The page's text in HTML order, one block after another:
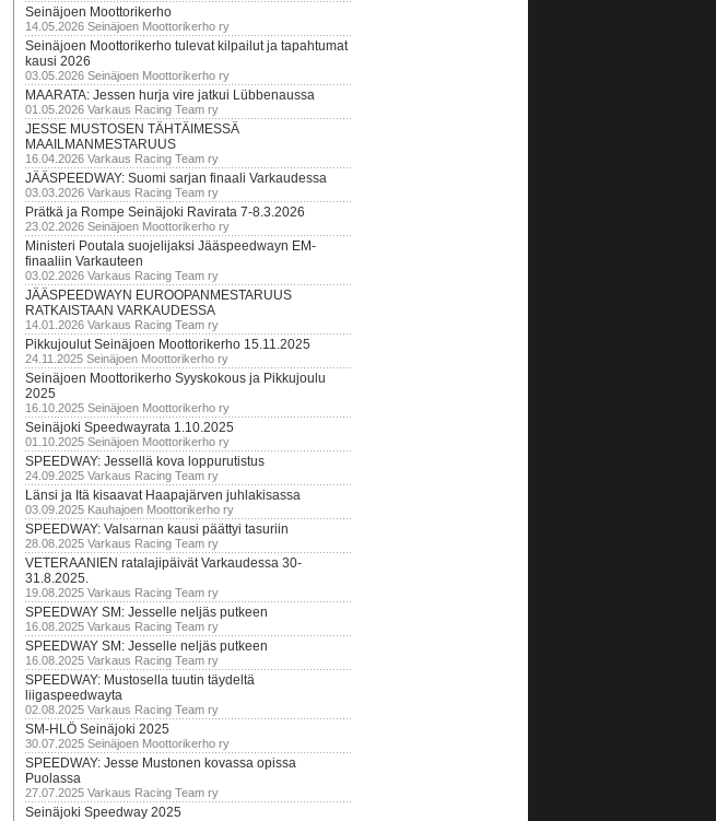
Seinäjoen Moottorikerho
14.05.2026 Seinäjoen Moottorikerho ry
Seinäjoen Moottorikerho tulevat kilpailut ja tapahtumat
kausi 2026
03.05.2026 Seinäjoen Moottorikerho ry
MAARATA: Jessen hurja vire jatkui Lübbenaussa
01.05.2026 Varkaus Racing Team ry
JESSE MUSTOSEN TÄHTÄIMESSÄ
MAAILMANMESTARUUS
16.04.2026 Varkaus Racing Team ry
JÄÄSPEEDWAY: Suomi sarjan finaali Varkaudessa
03.03.2026 Varkaus Racing Team ry
Prätkä ja Rompe Seinäjoki Ravirata 7-8.3.2026
23.02.2026 Seinäjoen Moottorikerho ry
Ministeri Poutala suojelijaksi Jääspeedwayn EM-
finaaliin Varkauteen
03.02.2026 Varkaus Racing Team ry
JÄÄSPEEDWAYN EUROOPANMESTARUUS
RATKAISTAAN VARKAUDESSA
14.01.2026 Varkaus Racing Team ry
Pikkujoulut Seinäjoen Moottorikerho 15.11.2025
24.11.2025 Seinäjoen Moottorikerho ry
Seinäjoen Moottorikerho Syyskokous ja Pikkujoulu
2025
16.10.2025 Seinäjoen Moottorikerho ry
Seinäjoki Speedwayrata 1.10.2025
01.10.2025 Seinäjoen Moottorikerho ry
SPEEDWAY: Jessellä kova loppurutistus
24.09.2025 Varkaus Racing Team ry
Länsi ja Itä kisaavat Haapajärven juhlakisassa
03.09.2025 Kauhajoen Moottorikerho ry
SPEEDWAY: Valsarnan kausi päättyi tasuriin
28.08.2025 Varkaus Racing Team ry
VETERAANIEN ratalajipäivät Varkaudessa 30-
31.8.2025.
19.08.2025 Varkaus Racing Team ry
SPEEDWAY SM: Jesselle neljäs putkeen
16.08.2025 Varkaus Racing Team ry
SPEEDWAY SM: Jesselle neljäs putkeen
16.08.2025 Varkaus Racing Team ry
SPEEDWAY: Mustosella tuutin täydeltä
liigaspeedwayta
02.08.2025 Varkaus Racing Team ry
SM-HLÖ Seinäjoki 2025
30.07.2025 Seinäjoen Moottorikerho ry
SPEEDWAY: Jesse Mustonen kovassa opissa
Puolassa
27.07.2025 Varkaus Racing Team ry
Seinäjoki Speedway 2025